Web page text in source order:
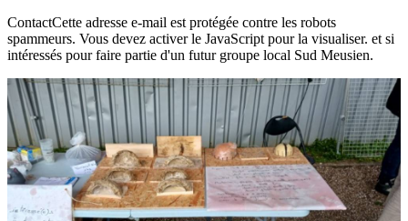
ContactCette adresse e-mail est protégée contre les robots
spammeurs. Vous devez activer le JavaScript pour la visualiser. et si
intéressés pour faire partie d'un futur groupe local Sud Meusien.